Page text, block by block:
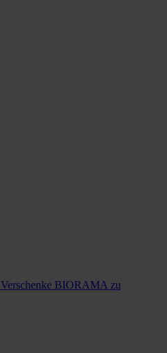
Verschenke BIORAMA zu